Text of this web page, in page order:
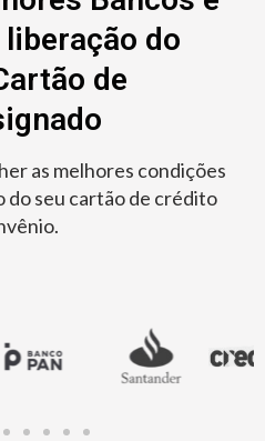
do
de
as melhores condições
do seu cartão de crédito